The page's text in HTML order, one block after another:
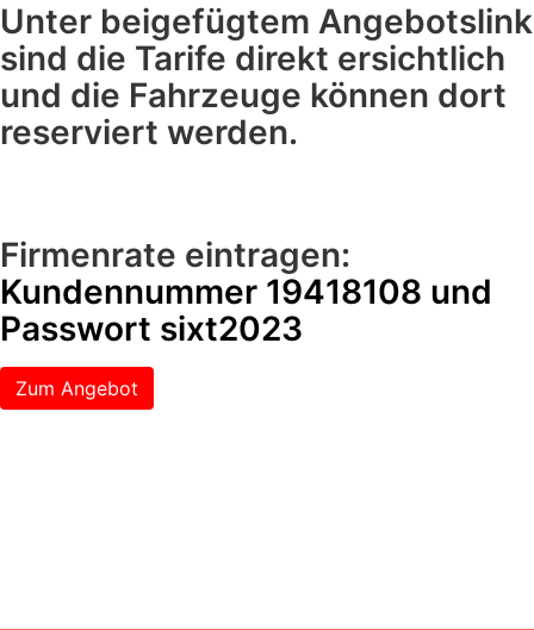
Unter beigefügtem Angebotslink
sind die Tarife direkt ersichtlich
und die Fahrzeuge können dort
reserviert werden.
Firmenrate eintragen:
Kundennummer 19418108 und
Passwort sixt2023
Zum Angebot